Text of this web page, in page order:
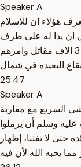
Speaker A
هؤلاء ان للاسلام
ان يدا له على طرف
فلذلك جيش جيشا صلى الله عليه وسلم قوامه 3 الاف مقاتل وامرهم
البعيده في شمال
25:47
Speaker A
السريع مع مقاربة
وسلم أن يرملوا
حتى لا تفتنا، إظهار